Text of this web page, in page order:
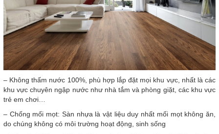
– Không thấm nước 100%, phù hợp lắp đặt mọi khu vực, nhất là các
khu vực chuyên ngập nước như nhà tắm và phòng giặt, các khu vực
trẻ em chơi…
– Chống mối mọt: Sàn nhựa là vật liệu duy nhất mối mọt không ăn,
do chúng không có môi trường hoạt động, sinh sống